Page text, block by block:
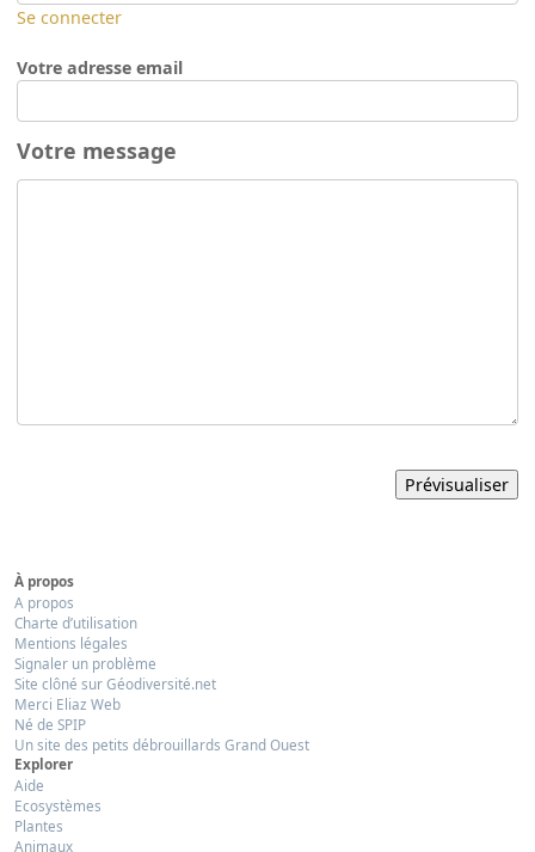
Se connecter
Votre adresse email
Votre message
À propos
A propos
Charte d’utilisation
Mentions légales
Signaler un problème
Site clôné sur Géodiversité.net
Merci Eliaz Web
Né de SPIP
Un site des petits débrouillards Grand Ouest
Explorer
Aide
Ecosystèmes
Plantes
Animaux